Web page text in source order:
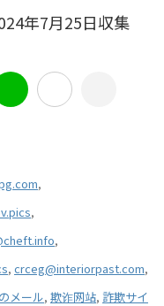
年7月25日収集
,
,
,
, crceg@interiorpast.com,
メール, 欺诈网站, 詐欺サイ